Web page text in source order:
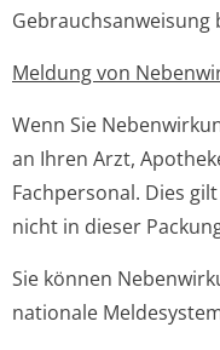
Gebrauchsanweisung
Meldung von
Wenn Sie
an Ihren Arzt,
Fachpersonal. Dies
nicht in dieser
Sie können
nationale